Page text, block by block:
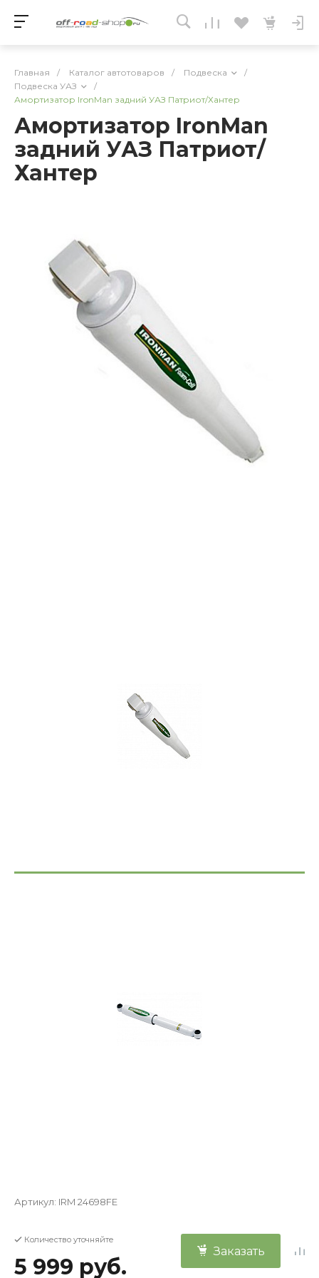
Главная / Каталог автотоваров / Подвеска
/
Подвеска УАЗ
/
Амортизатор IronMan задний УАЗ Патриот/Хантер
Амортизатор IronMan
задний УАЗ Патриот/
Хантер
Артикул: IRM 24698FE
Количество уточняйте
5 999 руб.
Заказать